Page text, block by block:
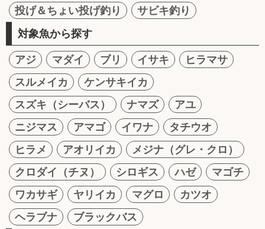
投げ＆ちょい投げ釣り
サビキ釣り
対象魚から探す
アジ マダイ ブリ イサキ
ヒラマサ
スルメイカ
ケンサキイカ
スズキ（シーバス）
ナマズ
アユ
ニジマス
アマゴ イワナ
タチウオ
ヒラメ
アオリイカ
メジナ（グレ・クロ）
クロダイ（チヌ）
シロギス ハゼ
マゴチ
ワカサギ
ヤリイカ マグロ
カツオ
ヘラブナ
ブラックバス